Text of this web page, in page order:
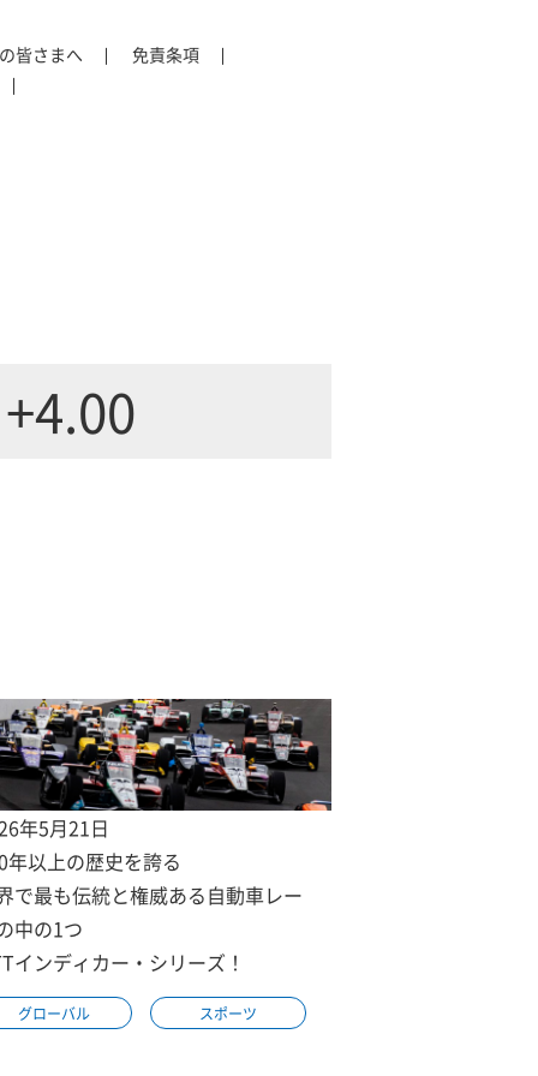
皆さまへ 免責条項
+4.00
年5月21日
年以上の歴史を誇る
で最も伝統と権威ある自動車レー
中の1つ
インディカー・シリーズ！
グローバル スポーツ